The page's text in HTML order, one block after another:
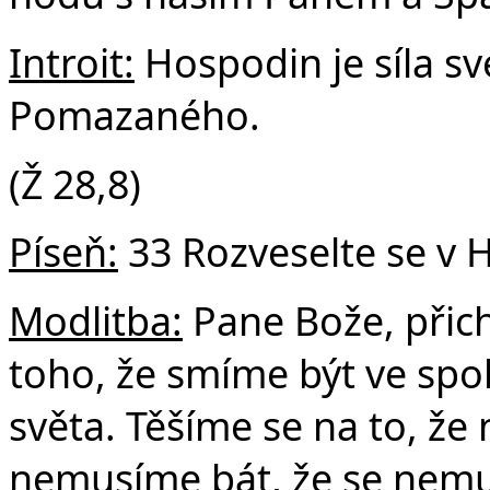
Introit: Hospodin je síla
Pomazaného.
(Ž 28,8)
Píseň: 33 Rozveselte se v
Modlitba: Pane Bože,
toho, že smíme být ve
světa. Těšíme se na to,
nemusíme bát, že se